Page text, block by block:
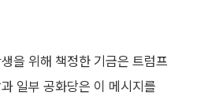
을 위해 책정한 기금은 트럼프
일부 공화당은 이 메시지를